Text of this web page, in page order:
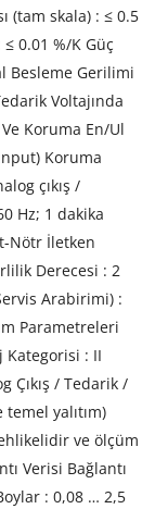
(tam skala) : ≤ 0.5
≤ 0.01 %/K Güç
Besleme Gerilimi
Voltajında
Koruma En/Ul
Koruma
çıkış /
Hz; 1 dakika
Nötr İletken
Derecesi : 2
Arabirimi) :
Parametreleri
Kategorisi : II
Çıkış / Tedarik /
yalıtım)
ve ölçüm
Verisi Bağlantı
: 0,08 … 2,5